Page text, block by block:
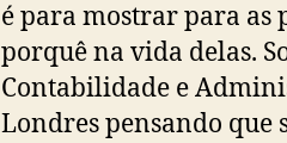
é para mostrar para as
porquê na vida delas.
Contabilidade e
Londres pensando que